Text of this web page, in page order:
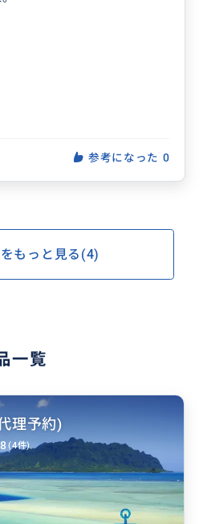
参考になった 0
もっと見る(4)
一覧
理予約)
(4件)